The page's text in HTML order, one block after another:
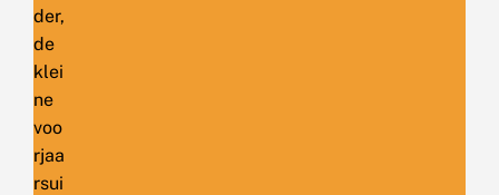
der,
de
klei
ne
voo
rjaa
rsui